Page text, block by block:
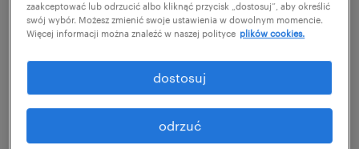
jakie są najciekawsze wnioski z 49.
edycji badania?
Sytuacja makroekonomiczna wpływa na nastroje
Polaków. Ponad połowa ankietowanych twierdzi, że
najpewniej nie będzie miała szansy na podwyżkę, a
jedna piąta zdecydowała się na podjęcie
zaakceptować lub odrzucić albo kliknąć przycisk „dostosuj”, aby określić
swój wybór. Możesz zmienić swoje ustawienia w dowolnym momencie.
Więcej informacji można znaleźć w naszej polityce plików cookies.
odrzuć
dostosuj